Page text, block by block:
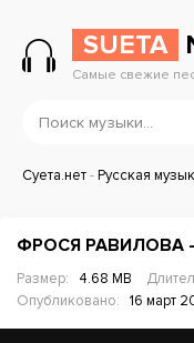
SUETA
Самые свежие
Суета.нет-Русская
ФРОСЯ РАВИЛОВА -
Размер: 4.68 MB
Опубликовано:
16 март